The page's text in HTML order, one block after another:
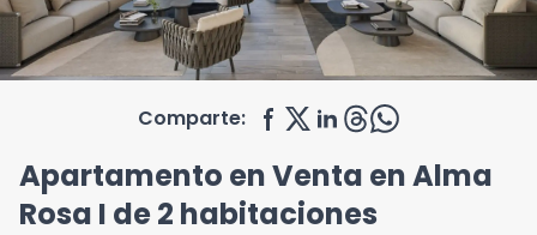
Comparte:
Apartamento en Venta en Alma
Rosa I de 2 habitaciones